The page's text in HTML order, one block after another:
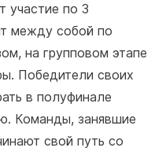
участие по 3
между собой по
на групповом этапе
Победители своих
в полуфинале
Команды, занявшие
свой путь со